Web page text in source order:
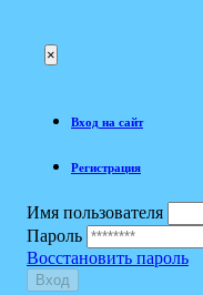
×
Вход на сайт
Регистрация
Имя пользователя
Пароль
Восстановить пароль
Вход